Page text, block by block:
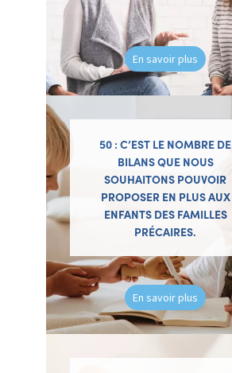
En savoir plus
50 : C’EST LE NOMBRE DE
BILANS QUE NOUS
SOUHAITONS POUVOIR
PROPOSER EN PLUS AUX
ENFANTS DES FAMILLES
PRÉCAIRES.
En savoir plus